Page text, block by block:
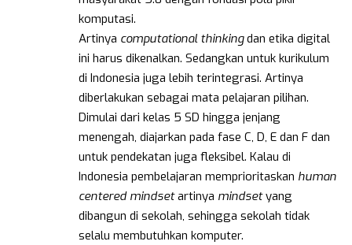
komputasi.
Artinya computational thinkingdan etika digital
ini harus dikenalkan. Sedangkan untuk kurikulum
di Indonesia juga lebih terintegrasi. Artinya
diberlakukan sebagai mata pelajaran pilihan.
Dimulai dari kelas 5 SD hingga jenjang
menengah, diajarkan pada fase C, D, E dan F dan
untuk pendekatan juga fleksibel. Kalau di
Indonesia pembelajaran memprioritaskan human
centered mindsetartinya mindsetyang
dibangun di sekolah, sehingga sekolah tidak
selalu membutuhkan komputer.